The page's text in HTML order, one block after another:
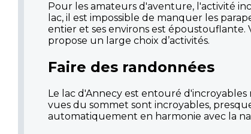
Pour les amateurs d'aventure, l'activité
lac, il est impossible de manquer les
entier et ses environs est
propose un large choix d’activités.
Faire des randonnées
Le lac d'Annecy est entouré d'incroyables
vues du sommet sont incroyables,
automatiquement en harmonie avec la